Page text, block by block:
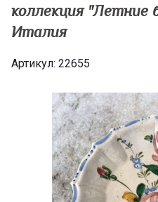
коллекция "Летние
Италия
Артикул: 22655